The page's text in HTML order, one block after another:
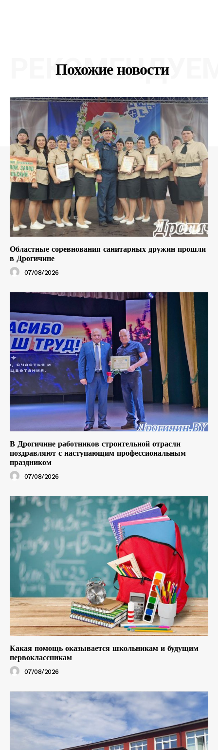
Похожие новости
Областные соревнования санитарных дружин прошли
в Дрогичине
07/08/2026
В Дрогичине работников строительной отрасли
поздравляют с наступающим профессиональным
праздником
07/08/2026
Какая помощь оказывается школьникам и будущим
первоклассникам
07/08/2026